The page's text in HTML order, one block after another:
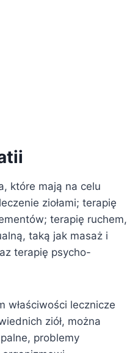
które mają na celu
ziołami; terapię
terapię ruchem,
taką jak masaż i
terapię psycho-
właściwości lecznicze
ziół, można
problemy